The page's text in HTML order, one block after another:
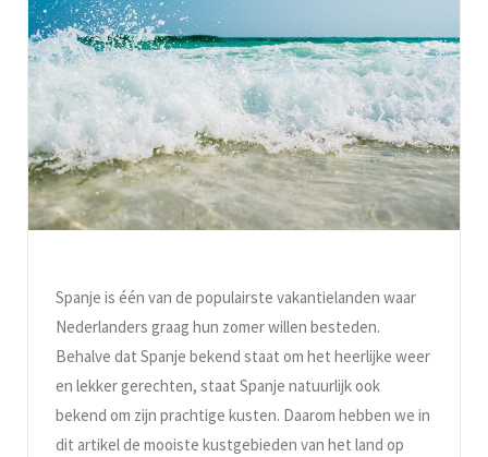
Spanje is één van de populairste vakantielanden waar
Nederlanders graag hun zomer willen besteden.
Behalve dat Spanje bekend staat om het heerlijke weer
en lekker gerechten, staat Spanje natuurlijk ook
bekend om zijn prachtige kusten. Daarom hebben we in
dit artikel de mooiste kustgebieden van het land op